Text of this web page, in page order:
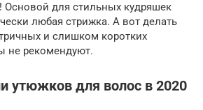
Основой для стильных кудряшек
любая стрижка. А вот делать
и слишком коротких
не рекомендуют.
утюжков для волос в 2020